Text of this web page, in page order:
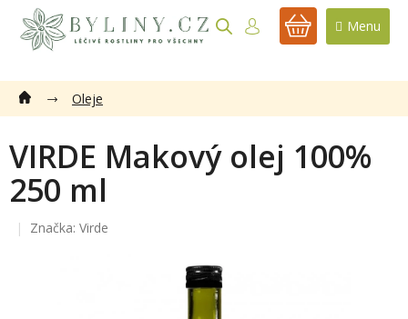
obsah
NÁKUPNÍ
Oleje
VIRDE Makový olej 100%
250 ml
Značka: Virde